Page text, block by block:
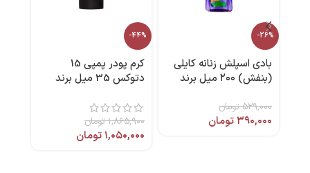
-26%
بادی اسپلش زنانه کایلی
(بنفش) ۲۰۰ میل برند
۵۲۹,۰۰۰تومان
۳۹۰,۰۰۰تومان
-44%
کرم پودر پمپی 15
دتوکس 35 میل برند
۱,۸۶۵,۹۰۰تومان
۱,۰۵۰,۰۰۰تومان